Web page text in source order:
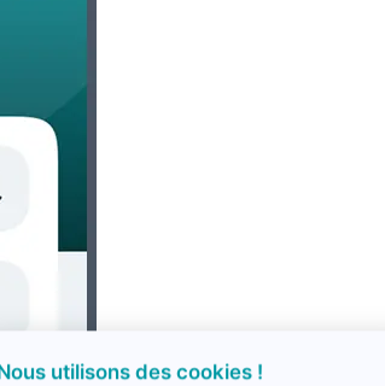
utilisons des cookies !